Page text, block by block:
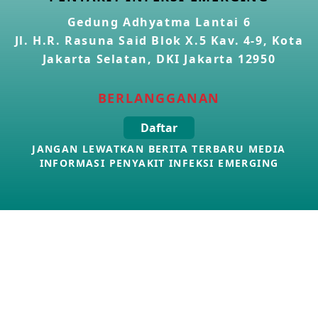
Kasus Konfirmasi Avian Influenza A(H9N2) di Italia
19 Mar 2026
Gedung Adhyatma Lantai 6
Jl. H.R. Rasuna Said Blok X.5 Kav. 4-9, Kota
Jakarta Selatan, DKI Jakarta 12950
BERLANGGANAN
Daftar
JANGAN LEWATKAN BERITA TERBARU MEDIA
INFORMASI PENYAKIT INFEKSI EMERGING